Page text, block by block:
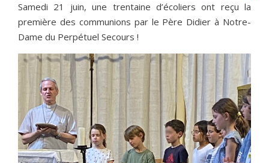
Samedi 21 juin, une trentaine d’écoliers ont reçu la
première des communions par le Père Didier à Notre-
Dame du Perpétuel Secours !